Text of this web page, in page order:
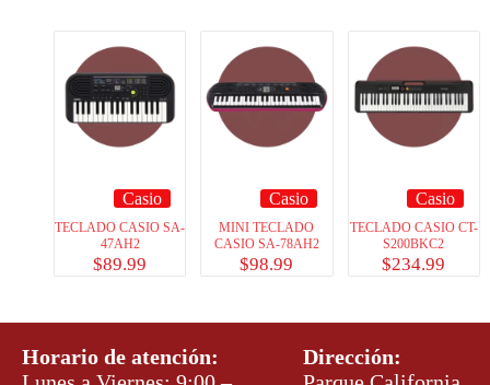
Casio
TECLADO CASIO SA-
47AH2
$89.99
Casio
MINI TECLADO
CASIO SA-78AH2
$98.99
Casio
TECLADO CASIO CT-
S200BKC2
$234.99
Horario de atención:
Dirección: